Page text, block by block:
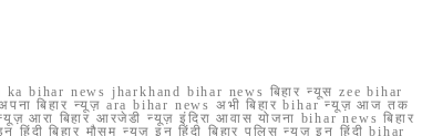
bihar news jharkhand bihar news बिहार न्यूस zee bihar
बिहार न्यूज़ ara bihar news अभी बिहार bihar न्यूज़ आज तक
आरा बिहार आरजेडी न्यूज़ इंदिरा आवास योजना bihar news बिहार
बिहार मौसम न्यूज़ इन हिंदी बिहार पुलिस न्यूज़ इन हिंदी bihar